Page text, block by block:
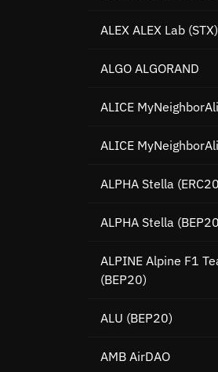
ALEX ALEX Lab (STX)
ALGO ALGORAND
ALICE
ALICE
ALPHA Stella
ALPHA Stella
ALPINE Alpine F1
(BEP20)
ALU (BEP20)
AMB AirDAO